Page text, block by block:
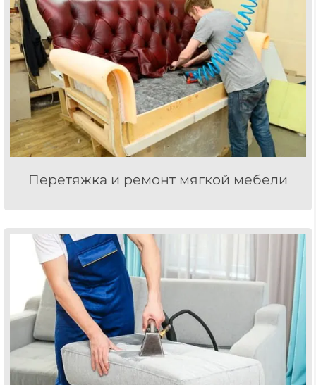
Перетяжка и ремонт мягкой мебели